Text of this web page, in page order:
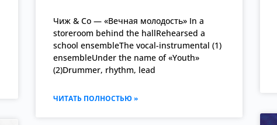
Чиж & Co — «Вечная молодость» In a
storeroom behind the hallRehearsed a
school ensembleThe vocal-instrumental (1)
ensembleUnder the name of «Youth»
(2)Drummer, rhythm, lead
ЧИТАТЬ ПОЛНОСТЬЮ »